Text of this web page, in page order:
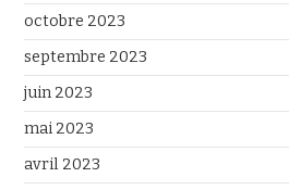
octobre 2023
septembre 2023
juin 2023
mai 2023
avril 2023